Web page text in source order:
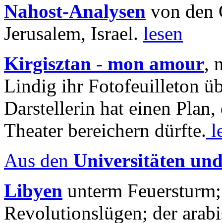
Nahost-Analysen von den
Jerusalem, Israel. lesen
Kirgisztan - mon amour,
Lindig ihr Fotofeuilleton
Darstellerin hat einen Plan,
Theater bereichern dürfte.
Aus den Universitäten
Libyen unterm
Revolutionslügen; der